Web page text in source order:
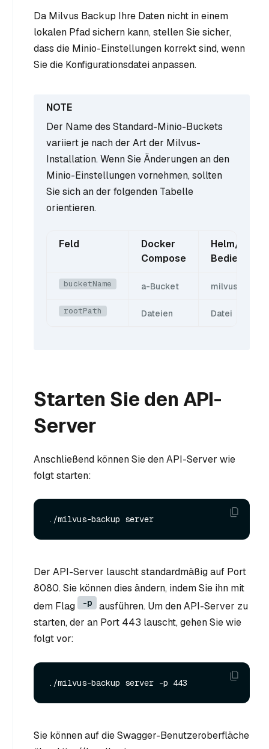
Da Milvus Backup Ihre Daten nicht in einem
lokalen Pfad sichern kann, stellen Sie sicher,
dass die Minio-Einstellungen korrekt sind, wenn
Sie die Konfigurationsdatei anpassen.
Der Name des Standard-Minio-Buckets
variiert je nach der Art der Milvus-
Installation. Wenn Sie Änderungen an den
Minio-Einstellungen vornehmen, sollten
Sie sich an der folgenden Tabelle
orientieren.
Feld
Docker
Compose
Helm/
Bediener
bucketName a-Bucket milvus-
rootPath Dateien Datei
Starten Sie den API-
Server
Anschließend können Sie den API-Server wie
folgt starten:
Der API-Server lauscht standardmäßig auf Port
8080. Sie können dies ändern, indem Sie ihn mit
dem Flag
-p
ausführen. Um den API-Server zu
starten, der an Port 443 lauscht, gehen Sie wie
folgt vor:
Sie können auf die Swagger-Benutzeroberfläche